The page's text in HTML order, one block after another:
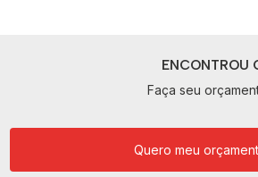
ENCONTROU
Faça seu
Quero meu